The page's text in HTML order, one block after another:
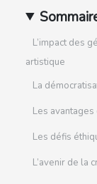
L’impact des
artistique
La
Les
Les défis
L’avenir de la